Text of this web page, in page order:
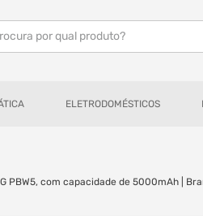
por qual produto?
ELETRODOMÉSTICOS
PBW5, com capacidade de 5000mAh |